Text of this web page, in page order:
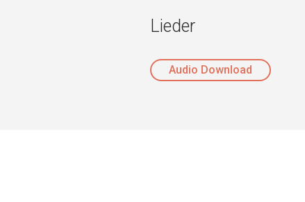
Lieder
Audio Download